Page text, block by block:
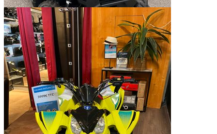
Quad enfant polaris outlaw 110 efi
3 999 €
Prix: 3 999 €.
Motos
Catégorie : Motos.
Marcilloles 38260
Située à Marcilloles 38260.
mardi dernier à 13:15